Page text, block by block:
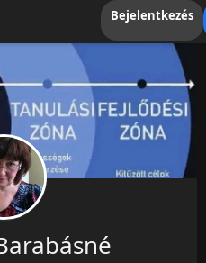
Bejelentkezés